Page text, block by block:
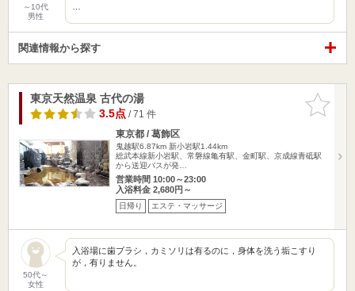
～10代
男性
関連情報から探す
お気に入
りに追加
東京天然温泉 古代の湯
3.5点/ 71 件
東京都 / 葛飾区
鬼越駅6.87km 新小岩駅1.44km
総武本線新小岩駅、常磐線亀有駅、金町駅、京成線青砥駅
から送迎バスが発…
営業時間 10:00～23:00
入浴料金 2,680円～
日帰り エステ・マッサージ
50代～
女性
入浴場に歯ブラシ，カミソリは有るのに，身体を洗う垢こすり
が，有りません。